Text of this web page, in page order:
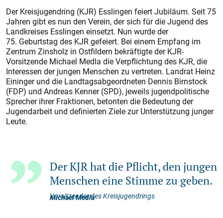
Der Kreisjugendring (KJR) Esslingen feiert Jubiläum. Seit 75
Jahren gibt es nun den Verein, der sich für die Jugend des
Landkreises Esslingen einsetzt. Nun wurde der
75. Geburtstag des KJR gefeiert. Bei einem Empfang im
Zentrum Zinsholz in Ostfildern bekräftig­te der KJR-
Vorsitzende Michael Medla die Verpflichtung des KJR, die
Interessen der jungen Menschen zu vertreten. Landrat Heinz
Eininger und die Landtagsabgeordneten Dennis Birnstock
(FDP) und Andreas Kenner (SPD), jeweils jugendpolitische
Sprecher ihrer Fraktionen, betonten die Bedeutung der
Jugendarbeit und definierten Ziele zur Unterstützung junger
Leute.
Der KJR hat die Pflicht, den jungen
Menschen eine Stimme zu geben.
Michael Medla
Vorsitzender des Kreisjugendrings